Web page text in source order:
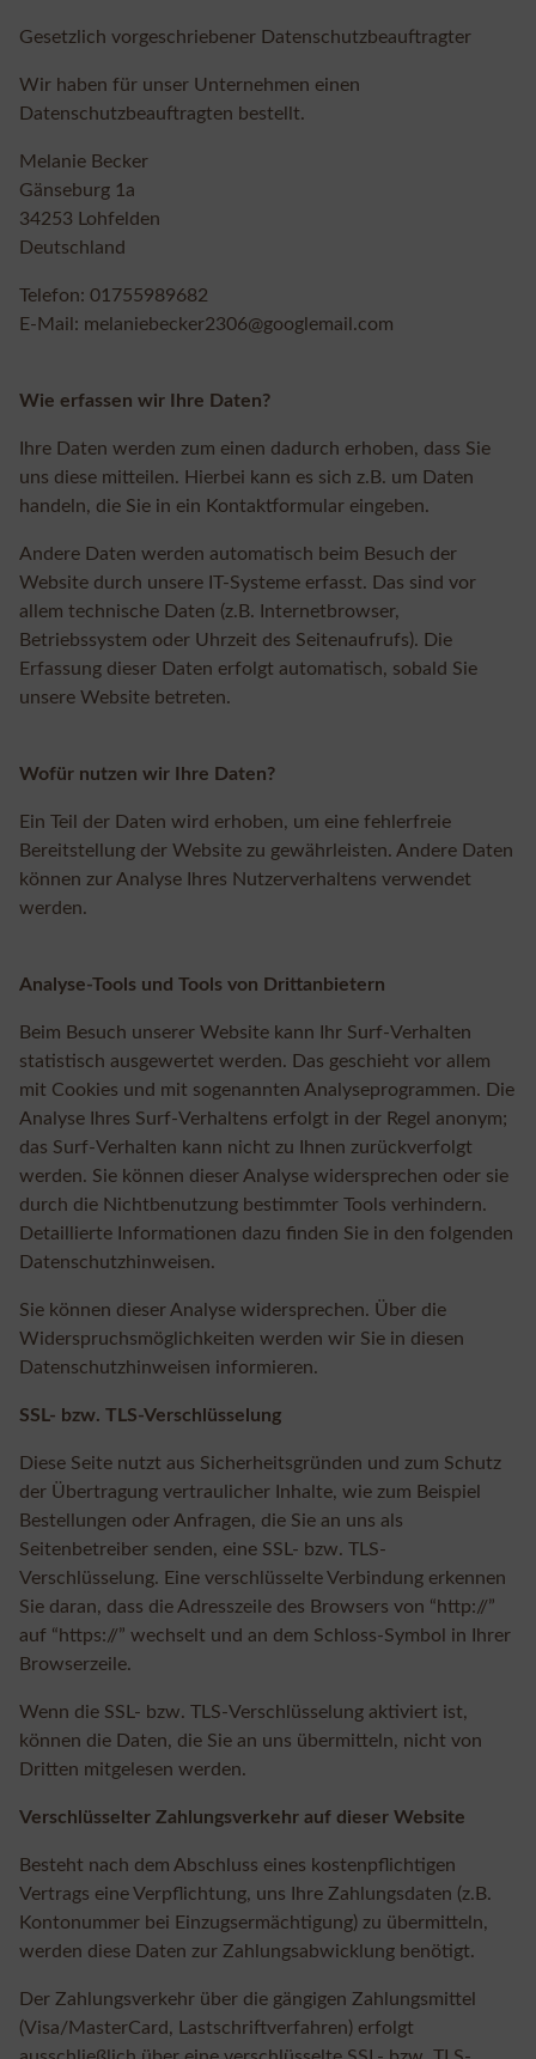
Gesetzlich vorgeschriebener Datenschutzbeauftragter
Wir haben für unser Unternehmen einen
Datenschutzbeauftragten bestellt.
Melanie Becker
Gänseburg 1a
34253 Lohfelden
Deutschland
Telefon: 01755989682
E-Mail: melaniebecker2306@googlemail.com
Wie erfassen wir Ihre Daten?
Ihre Daten werden zum einen dadurch erhoben, dass Sie
uns diese mitteilen. Hierbei kann es sich z.B. um Daten
handeln, die Sie in ein Kontaktformular eingeben.
Andere Daten werden automatisch beim Besuch der
Website durch unsere IT-Systeme erfasst. Das sind vor
allem technische Daten (z.B. Internetbrowser,
Betriebssystem oder Uhrzeit des Seitenaufrufs). Die
Erfassung dieser Daten erfolgt automatisch, sobald Sie
unsere Website betreten.
Wofür nutzen wir Ihre Daten?
Ein Teil der Daten wird erhoben, um eine fehlerfreie
Bereitstellung der Website zu gewährleisten. Andere Daten
können zur Analyse Ihres Nutzerverhaltens verwendet
werden.
Analyse-Tools und Tools von Drittanbietern
Beim Besuch unserer Website kann Ihr Surf-Verhalten
statistisch ausgewertet werden. Das geschieht vor allem
mit Cookies und mit sogenannten Analyseprogrammen. Die
Analyse Ihres Surf-Verhaltens erfolgt in der Regel anonym;
das Surf-Verhalten kann nicht zu Ihnen zurückverfolgt
werden. Sie können dieser Analyse widersprechen oder sie
durch die Nichtbenutzung bestimmter Tools verhindern.
Detaillierte Informationen dazu finden Sie in den folgenden
Datenschutzhinweisen.
Sie können dieser Analyse widersprechen. Über die
Widerspruchsmöglichkeiten werden wir Sie in diesen
Datenschutzhinweisen informieren.
SSL- bzw. TLS-Verschlüsselung
Diese Seite nutzt aus Sicherheitsgründen und zum Schutz
der Übertragung vertraulicher Inhalte, wie zum Beispiel
Bestellungen oder Anfragen, die Sie an uns als
Seitenbetreiber senden, eine SSL- bzw. TLS-
Verschlüsselung. Eine verschlüsselte Verbindung erkennen
Sie daran, dass die Adresszeile des Browsers von “http://”
auf “https://” wechselt und an dem Schloss-Symbol in Ihrer
Browserzeile.
Wenn die SSL- bzw. TLS-Verschlüsselung aktiviert ist,
können die Daten, die Sie an uns übermitteln, nicht von
Dritten mitgelesen werden.
Verschlüsselter Zahlungsverkehr auf dieser Website
Besteht nach dem Abschluss eines kostenpflichtigen
Vertrags eine Verpflichtung, uns Ihre Zahlungsdaten (z.B.
Kontonummer bei Einzugsermächtigung) zu übermitteln,
werden diese Daten zur Zahlungsabwicklung benötigt.
Der Zahlungsverkehr über die gängigen Zahlungsmittel
(Visa/MasterCard, Lastschriftverfahren) erfolgt